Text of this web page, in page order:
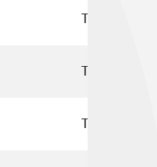
T0148
T0191
T0191